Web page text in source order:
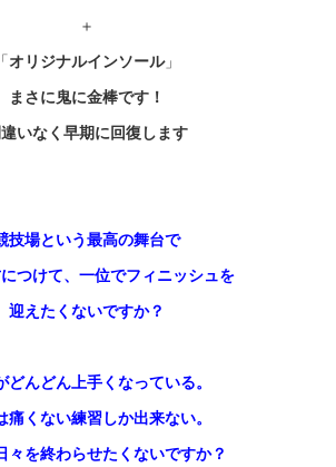
＋
「オリジナルインソール」
まさに鬼に金棒です！
いなく早期に回復します
技場という最高の舞台で
つけて、一位でフィニッシュを
迎えたくないですか？
どんどん上手くなっている。
痛くない練習しか出来ない。
々を終わらせたくないですか？